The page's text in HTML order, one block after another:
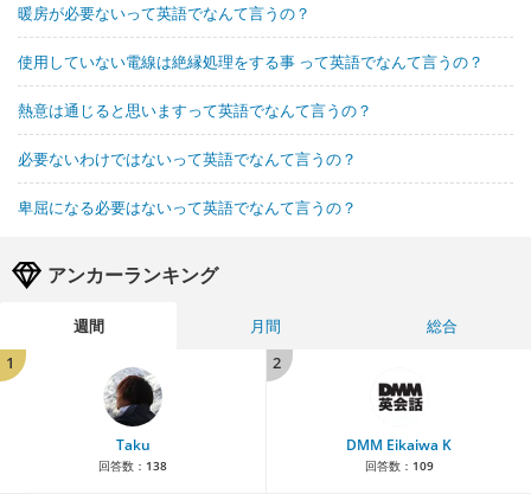
暖房が必要ないって英語でなんて言うの？
使用していない電線は絶縁処理をする事 って英語でなんて言うの？
熱意は通じると思いますって英語でなんて言うの？
必要ないわけではないって英語でなんて言うの？
卑屈になる必要はないって英語でなんて言うの？
アンカーランキング
週間 月間
総合
1
Taku
回答数： 138
2
DMM Eikaiwa K
回答数： 109